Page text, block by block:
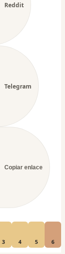
Reddit
Telegram
Copiar enlace
3 4 5 6